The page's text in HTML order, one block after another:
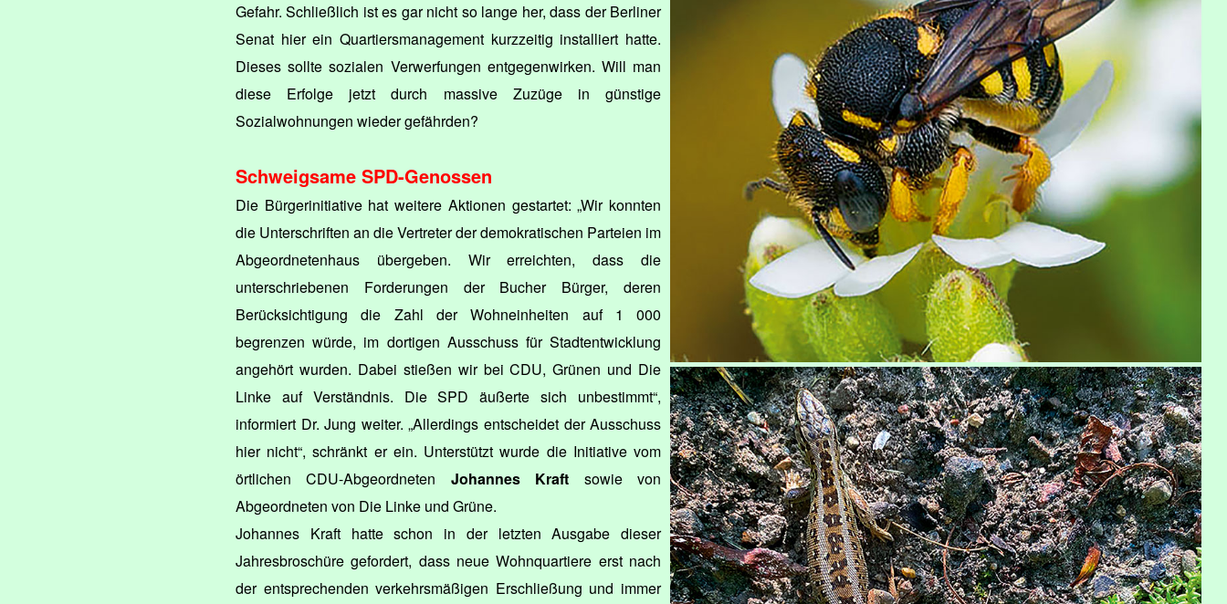
Gefahr. Schließlich ist es gar nicht so lange her, dass der Berliner
Senat hier ein Quartiersmanagement kurzzeitig installiert hatte.
Dieses sollte sozialen Verwerfungen entgegenwirken. Will man
diese Erfolge jetzt durch massive Zuzüge in günstige
Sozialwohnungen wieder gefährden?
Schweigsame SPD-Genossen
Die Bürgerinitiative hat weitere Aktionen gestartet: „Wir konnten
die Unterschriften an die Vertreter der demokratischen Parteien im
Abgeordnetenhaus übergeben. Wir erreichten, dass die
unterschriebenen Forderungen der Bucher Bürger, deren
Berücksichtigung die Zahl der Wohneinheiten auf 1 000
begrenzen würde, im dortigen Ausschuss für Stadtentwicklung
angehört wurden. Dabei stießen wir bei CDU, Grünen und Die
Linke auf Verständnis. Die SPD äußerte sich unbestimmt“,
informiert Dr. Jung weiter. „Allerdings entscheidet der Ausschuss
hier nicht“, schränkt er ein. Unterstützt wurde die Initiative vom
örtlichen CDU-Abgeordneten Johannes Kraft sowie von
Abgeordneten von Die Linke und Grüne.
Johannes Kraft hatte schon in der letzten Ausgabe dieser
Jahresbroschüre gefordert, dass neue Wohnquartiere erst nach
der entsprechenden verkehrsmäßigen Erschließung und immer